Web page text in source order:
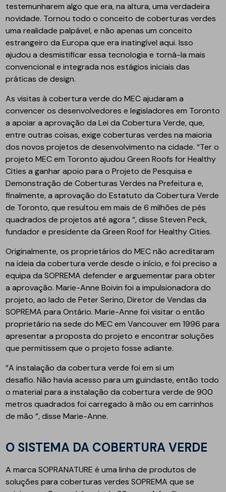
testemunharem algo que era, na altura, uma verdadeira
novidade. Tornou todo o conceito de coberturas verdes
uma realidade palpável, e não apenas um conceito
estrangeiro da Europa que era inatingível aqui. Isso
ajudou a desmistificar essa tecnologia e torná-la mais
convencional e integrada nos estágios iniciais das
práticas de design.
As visitas à cobertura verde do MEC ajudaram a
convencer os desenvolvedores e legisladores em Toronto
a apoiar a aprovação da Lei da Cobertura Verde, que,
entre outras coisas, exige coberturas verdes na maioria
dos novos projetos de desenvolvimento na cidade. “Ter o
projeto MEC em Toronto ajudou Green Roofs for Healthy
Cities a ganhar apoio para o Projeto de Pesquisa e
Demonstração de Coberturas Verdes na Prefeitura e,
finalmente, a aprovação do Estatuto da Cobertura Verde
de Toronto, que resultou em mais de 6 milhões de pés
quadrados de projetos até agora “, disse Steven Peck,
fundador e presidente da Green Roof for Healthy Cities.
Originalmente, os proprietários do MEC não acreditaram
na ideia da cobertura verde desde o início, e foi preciso a
equipa da SOPREMA defender e arguementar para obter
a aprovação. Marie-Anne Boivin foi a impulsionadora do
projeto, ao lado de Peter Serino, Diretor de Vendas da
SOPREMA para Ontário. Marie-Anne foi visitar o então
proprietário na sede do MEC em Vancouver em 1996 para
apresentar a proposta do projeto e encontrar soluções
que permitissem que o projeto fosse adiante.
“A instalação da cobertura verde foi em si um
desafio. Não havia acesso para um guindaste, então todo
o material para a instalação da cobertura verde de 900
metros quadrados foi carregado à mão ou em carrinhos
de mão ”, disse Marie-Anne.
O SISTEMA DA COBERTURA VERDE
A marca SOPRANATURE é uma linha de produtos de
soluções para coberturas verdes SOPREMA que se